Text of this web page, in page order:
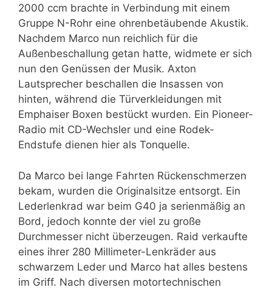
2000 ccm brachte in Verbindung mit einem
Gruppe N-Rohr eine ohrenbetäubende Akustik.
Nachdem Marco nun reichlich für die
Außenbeschallung getan hatte, widmete er sich
nun den Genüssen der Musik. Axton
Lautsprecher beschallen die Insassen von
hinten, während die Türverkleidungen mit
Emphaiser Boxen bestückt wurden. Ein Pioneer-
Radio mit CD-Wechsler und eine Rodek-
Endstufe dienen hier als Tonquelle.
Da Marco bei lange Fahrten Rückenschmerzen
bekam, wurden die Originalsitze entsorgt. Ein
Lederlenkrad war beim G40 ja serienmäßig an
Bord, jedoch konnte der viel zu große
Durchmesser nicht überzeugen. Raid verkaufte
eines ihrer 280 Millimeter-Lenkräder aus
schwarzem Leder und Marco hat alles bestens
im Griff. Nach diversen motortechnischen